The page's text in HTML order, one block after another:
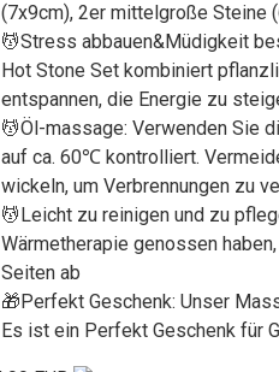
(7x9cm), 2er mittelgroße Steine
💆Stress abbauen&Müdigkeit
Hot Stone Set kombiniert
entspannen, die Energie zu
💆Öl-massage: Verwenden Sie
auf ca. 60℃ kontrolliert.
wickeln, um Verbrennungen zu
💆Leicht zu reinigen und zu
Wärmetherapie genossen
Seiten ab
🎁Perfekt Geschenk: Unser
Es ist ein Perfekt Geschenk für